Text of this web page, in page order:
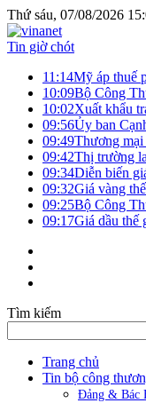
Thứ sáu, 07/08/2026
Tin giờ chót
11:14Mỹ áp thuế
10:09Bộ Công
10:02Xuất khẩu
09:56Ủy ban
09:49Thương
09:42Thị trường
09:34Diễn biến
09:32Giá vàng
09:25Bộ Công
09:17Giá dầu thế
Tìm kiếm
Trang chủ
Tin bộ công
Đảng & Bác